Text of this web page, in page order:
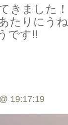
きました
たりにう
です!!
19:17:19